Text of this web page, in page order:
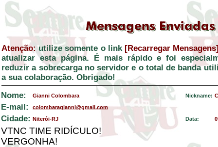
Atenção: utilize somente o link [Recarregar
atualizar esta página. É mais rápido e foi
reduzir a sobrecarga no servidor e o total de banda
a sua colaboração. Obrigado!
Nome:
Gianni Colombara Nickname:
E-mail: colombaragianni@gmail.com
Cidade: Niterói-RJ Data:
VTNC TIME RIDÍCULO!
VERGONHA!